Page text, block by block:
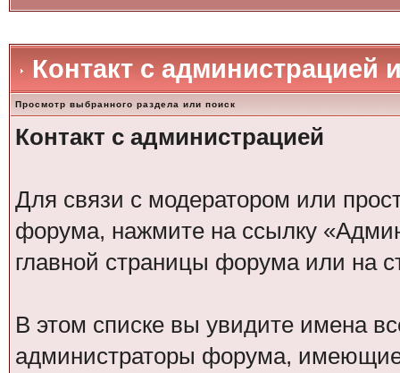
Контакт с администрацией
Просмотр выбранного раздела или поиск
Контакт с администрацией
Для связи с модератором или
форума, нажмите на ссылку
главной страницы форума или на
В этом списке вы увидите имена
администраторы форума,